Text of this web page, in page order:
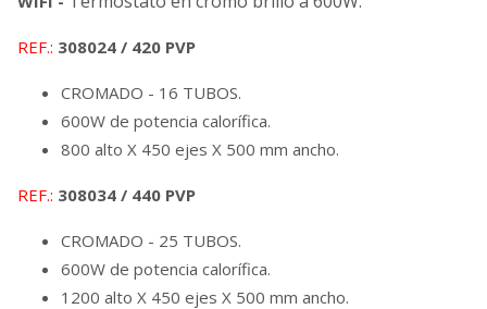
REF.: 308024 / 420 PVP
CROMADO - 16 TUBOS.
600W de potencia calorífica.
800 alto X 450 ejes X 500 mm ancho.
REF.: 308034 / 440 PVP
CROMADO - 25 TUBOS.
600W de potencia calorífica.
1200 alto X 450 ejes X 500 mm ancho.